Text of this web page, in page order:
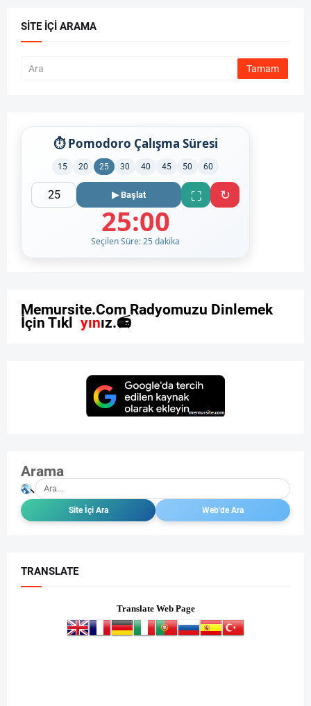
SITE İÇI ARAMA
⏱ Pomodoro Çalışma Süresi
15 20 25 30 40 45 50 60
▶ Başlat ⛶ ↻
25:00
Seçilen Süre: 25 dakika
Memursite.Com Radyomuzu Din emek
İçin Tı kl yınız.
Arama
TRANSLATE
Translate Web Page